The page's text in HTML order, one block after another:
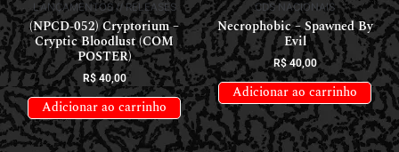
LANÇAMENTOS // RELEASES
(NPCD-052) Cryptorium –
Cryptic Bloodlust (COM
POSTER)
R$40,00
Adicionar ao carrinho
CDS NACIONAIS
Necrophobic – Spawned By
Evil
R$40,00
Adicionar ao carrinho